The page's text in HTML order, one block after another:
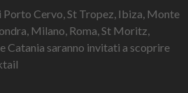
Cervo, St Tropez, Ibiza, Monte
Milano, Roma, St Moritz,
Catania saranno invitati a scoprire